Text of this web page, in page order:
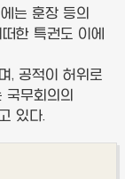
는 훈장 등의
한 특권도 이에
, 공적이 허위로
무회의의
있다.